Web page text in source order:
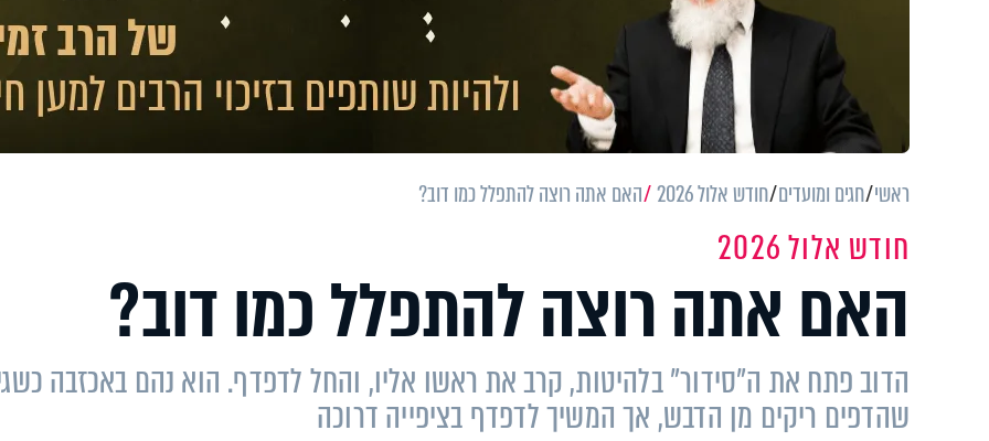
ראשי חגים ומועדים חודש אלול 2026 האם אתה רוצה להתפלל כמו דוב?
חודש אלול 2026
האם אתה רוצה להתפלל כמו דוב?
הדוב פתח את ה"סידור" בלהיטות, קרב את ראשו אליו, והחל לדפדף. הוא נהם באכזבה
שהדפים ריקים מן הדבש, אך המשיך לדפדף בציפייה דרוכה